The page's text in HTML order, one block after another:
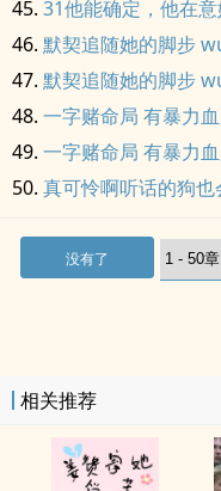
31他能确定，他在
默契追随她的脚步
默契追随她的脚步
一字赌命局 有暴力
一字赌命局 有暴力
真可怜啊听话的狗也
没有了
相关推荐